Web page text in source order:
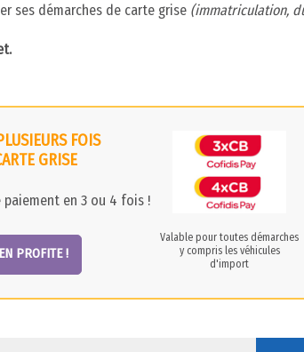
ses démarches de carte grise (immatriculation,
FOIS
GRISE
paiement en 3 ou 4 fois !
PROFITE !
Valable pour toutes démarches
y compris les véhicules
d'import